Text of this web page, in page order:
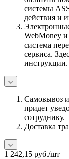
системы
действия и
WebMoney
система
сервиса.
инструкции.
Самовывоз
придет
сотруднику.
Доставка
1 242,15 руб./шт